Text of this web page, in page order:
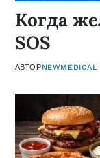
Когда
SOS
АВТОРNEWMEDICAL